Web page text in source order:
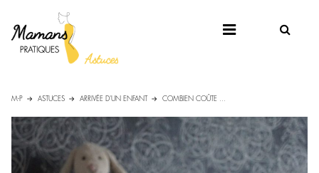
M-P ASTUCES ARRIVÉE D'UN ENFANT COMBIEN COÛTE ...